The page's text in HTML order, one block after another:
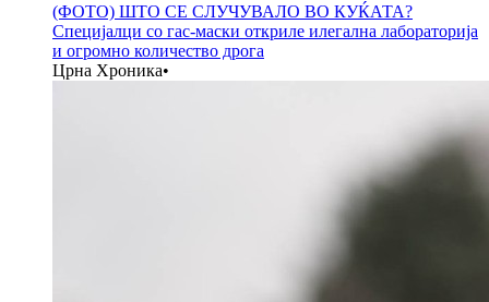
(ФОТО) ШТО СЕ СЛУЧУВАЛО ВО КУЌАТА?
Специјалци со гас-маски откриле илегална лабораторија
и огромно количество дрога
Црна Хроника•